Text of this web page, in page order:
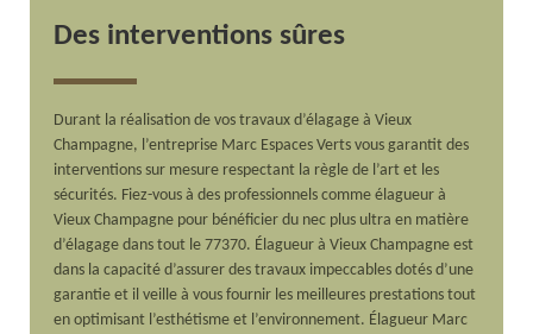
Des interventions sûres
Durant la réalisation de vos travaux d’élagage à Vieux
Champagne, l’entreprise Marc Espaces Verts vous garantit des
interventions sur mesure respectant la règle de l’art et les
sécurités. Fiez-vous à des professionnels comme élagueur à
Vieux Champagne pour bénéficier du nec plus ultra en matière
d’élagage dans tout le 77370. Élagueur à Vieux Champagne est
dans la capacité d’assurer des travaux impeccables dotés d’une
garantie et il veille à vous fournir les meilleures prestations tout
en optimisant l’esthétisme et l’environnement. Élagueur Marc